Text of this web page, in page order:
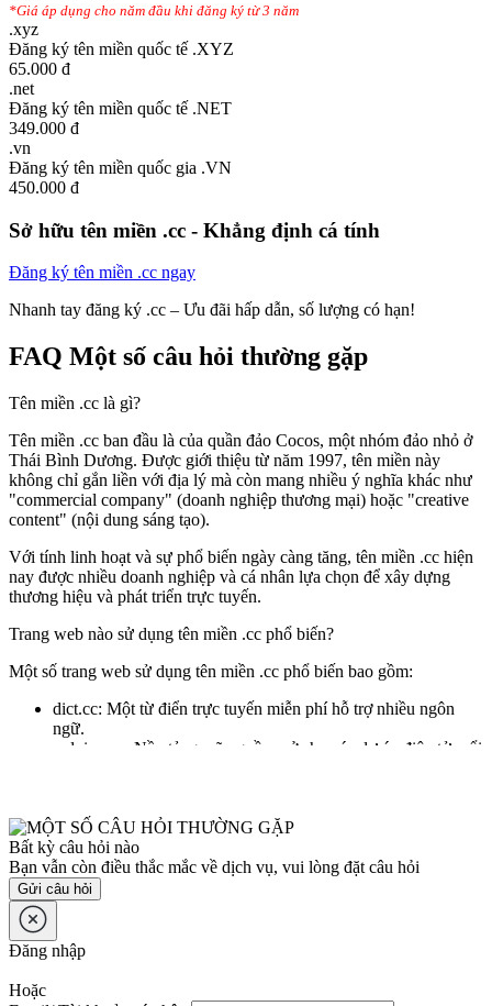
*Giá áp dụng cho năm đầu khi đăng ký từ 3 năm
.xyz
Đăng ký tên miền quốc tế .XYZ
65.000 đ
.net
Đăng ký tên miền quốc tế .NET
349.000 đ
.vn
Đăng ký tên miền quốc gia .VN
450.000 đ
Sở hữu tên miền .cc - Khẳng định cá tính
Đăng ký tên miền .cc ngay
Nhanh tay đăng ký .cc – Ưu đãi hấp dẫn, số lượng có hạn!
FAQ Một số câu hỏi thường gặp
Tên miền .cc là gì?
Tên miền .cc ban đầu là của quần đảo Cocos, một nhóm đảo nhỏ ở
Thái Bình Dương. Được giới thiệu từ năm 1997, tên miền này
không chỉ gắn liền với địa lý mà còn mang nhiều ý nghĩa khác như
"commercial company" (doanh nghiệp thương mại) hoặc "creative
content" (nội dung sáng tạo).
Với tính linh hoạt và sự phổ biến ngày càng tăng, tên miền .cc hiện
nay được nhiều doanh nghiệp và cá nhân lựa chọn để xây dựng
thương hiệu và phát triển trực tuyến.
Trang web nào sử dụng tên miền .cc phổ biến?
Một số trang web sử dụng tên miền .cc phổ biến bao gồm:
dict.cc: Một từ điển trực tuyến miễn phí hỗ trợ nhiều ngôn
ngữ.
arduino.cc: Nền tảng mã nguồn mở cho các dự án điện tử, nổi
favicon.cc: Công cụ tạo và tải xuống biểu tượng favicon cho
trang web.
wireframe.cc: Công cụ tạo và chia sẻ wireframe trực tuyến
cho website và ứng dụng.
Tên miền .cc cũng ngày càng được sử dụng rộng rãi, đặc biệt là
trong cộng đồng doanh nghiệp và nhà đầu tư từ Trung Quốc.
Tên miền .cc có hỗ trợ tối ưu hóa công cụ tìm kiếm không?
Bất kỳ câu hỏi nào
Bạn vẫn còn điều thắc mắc về dịch vụ, vui lòng đặt câu hỏi
Gửi câu hỏi
Đăng nhập
Hoặc